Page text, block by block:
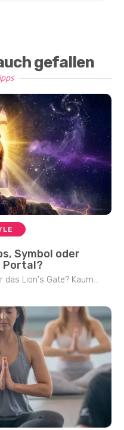
gefallen
Symbol oder
Portal?
Lion's Gate? Kaum...